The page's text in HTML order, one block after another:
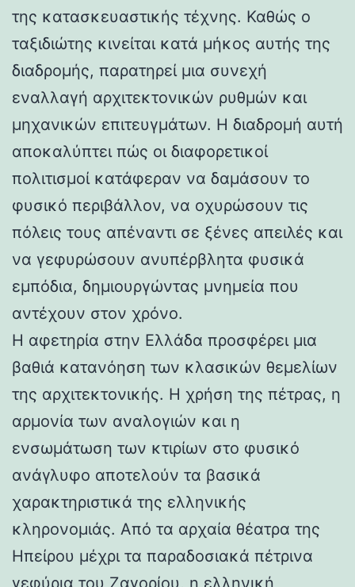
της κατασκευαστικής τέχνης. Καθώς ο
ταξιδιώτης κινείται κατά μήκος αυτής της
διαδρομής, παρατηρεί μια συνεχή
εναλλαγή αρχιτεκτονικών ρυθμών και
μηχανικών επιτευγμάτων. Η διαδρομή αυτή
αποκαλύπτει πώς οι διαφορετικοί
πολιτισμοί κατάφεραν να δαμάσουν το
φυσικό περιβάλλον, να οχυρώσουν τις
πόλεις τους απέναντι σε ξένες απειλές και
να γεφυρώσουν ανυπέρβλητα φυσικά
εμπόδια, δημιουργώντας μνημεία που
αντέχουν στον χρόνο.
Η αφετηρία στην Ελλάδα προσφέρει μια
βαθιά κατανόηση των κλασικών θεμελίων
της αρχιτεκτονικής. Η χρήση της πέτρας, η
αρμονία των αναλογιών και η
ενσωμάτωση των κτιρίων στο φυσικό
ανάγλυφο αποτελούν τα βασικά
χαρακτηριστικά της ελληνικής
κληρονομιάς. Από τα αρχαία θέατρα της
Ηπείρου μέχρι τα παραδοσιακά πέτρινα
γεφύρια του Ζαγορίου, η ελληνική